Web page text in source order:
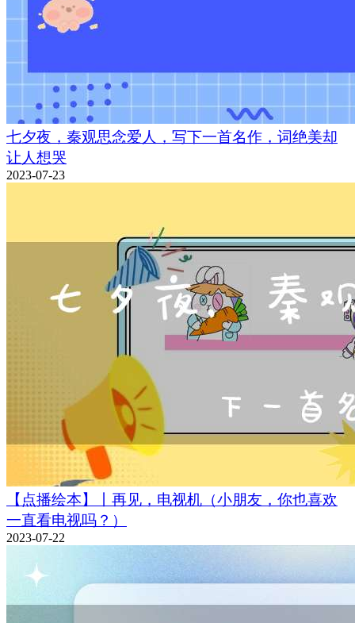
七夕夜，秦观思念爱人，写下一首名作，词绝美却
让人想哭
2023-07-23
【点播绘本】丨再见，电视机（小朋友，你也喜欢
一直看电视吗？）
2023-07-22